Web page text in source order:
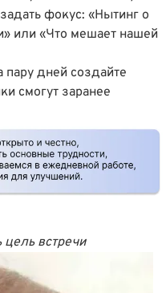
фокус: «Нытинг о
или «Что мешает нашей
пару дней создайте
смогут заранее
встречи